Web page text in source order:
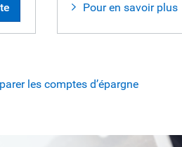
Pour en savoir plus
les comptes d’épargne